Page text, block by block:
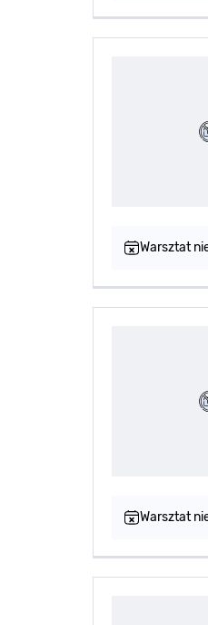
Warsztat
Warsztat